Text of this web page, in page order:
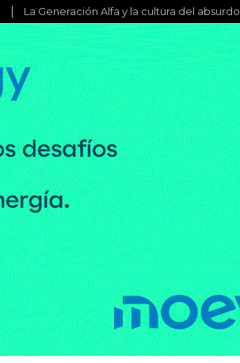
La Generación Alfa y la cultura del absurdo